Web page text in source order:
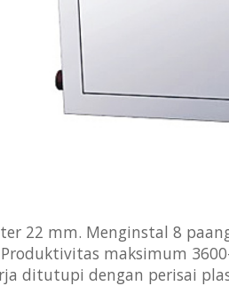
22 mm. Menginstal 8
Produktivitas maksimum
ditutupi dengan perisai